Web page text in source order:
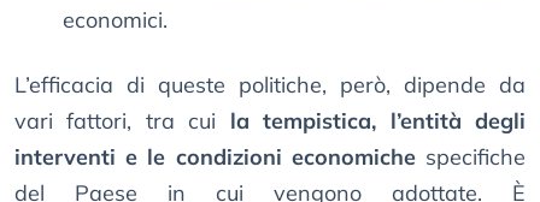
economici.​
L’efficacia di queste politiche, però, dipende da
vari fattori, tra cui la tempistica, l’entità degli
interventi e le condizioni economichespecifiche
del Paese in cui vengono adottate. È